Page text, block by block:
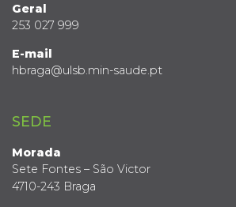
Geral
253 027 999
E-mail
hbraga@ulsb.min-saude.pt
SEDE
Morada
Sete Fontes – São Victor
4710-243 Braga